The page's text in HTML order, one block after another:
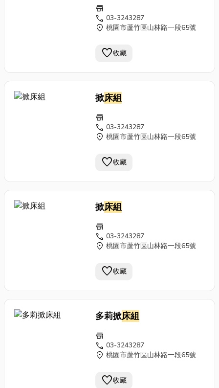
store
call 03-3243287
location_on 桃園市蘆竹區山林路一段65號
favorite收藏
掀床組
store
call 03-3243287
location_on 桃園市蘆竹區山林路一段65號
favorite收藏
掀床組
store
call 03-3243287
location_on 桃園市蘆竹區山林路一段65號
favorite收藏
多莉掀床組
store
call 03-3243287
location_on 桃園市蘆竹區山林路一段65號
favorite收藏